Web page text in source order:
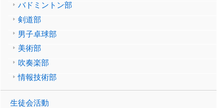
バドミントン部
剣道部
男子卓球部
美術部
吹奏楽部
情報技術部
生徒会活動